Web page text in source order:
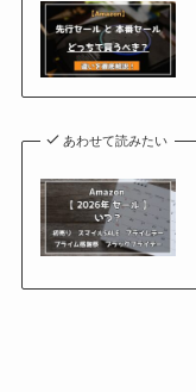
あわせて読みたい